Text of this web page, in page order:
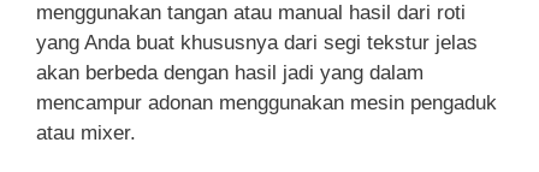
menggunakan tangan atau manual hasil dari roti
yang Anda buat khususnya dari segi tekstur jelas
akan berbeda dengan hasil jadi yang dalam
mencampur adonan menggunakan mesin pengaduk
atau mixer.